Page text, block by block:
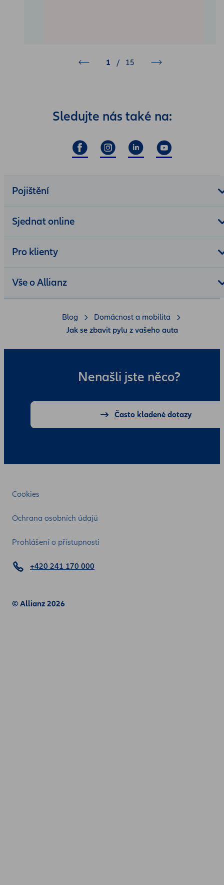
1 / 15
Sledujte nás také na:
Pojištění
Sjednat online
Pro klienty
Vše o Allianz
Nenašli jste něco?
Často kladené dotazy
Cookies
Ochrana osobních údajů
Prohlášení o přístupnosti
© Allianz 2026
+420 241 170 000
Blog
Domácnost a mobilita
Jak se zbavit pylu z vašeho auta